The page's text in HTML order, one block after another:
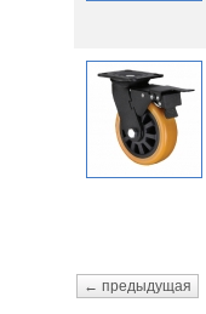
← предыдущая